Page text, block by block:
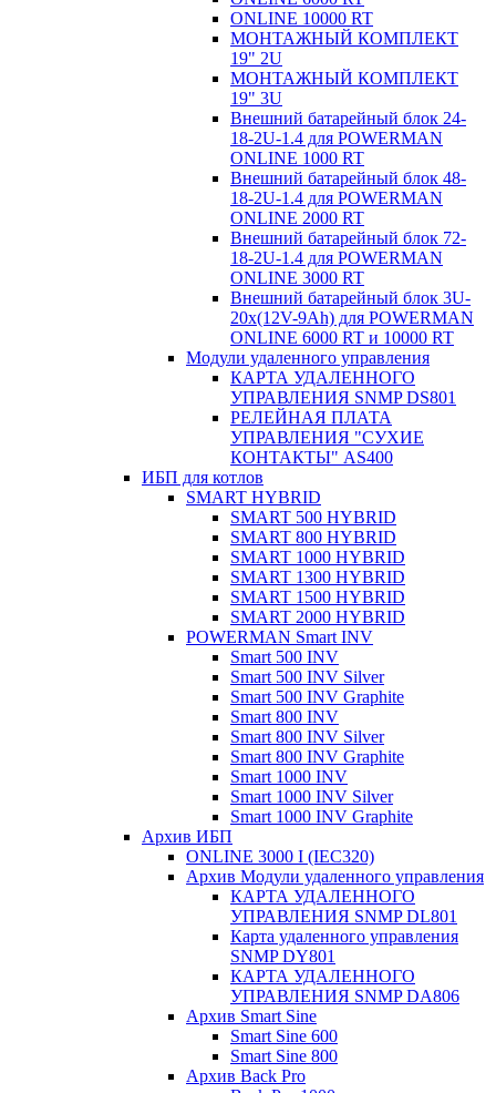
ONLINE 10000 RT
МОНТАЖНЫЙ КОМПЛЕКТ
19" 2U
МОНТАЖНЫЙ КОМПЛЕКТ
19" 3U
Внешний батарейный блок 24-
18-2U-1.4 для POWERMAN
ONLINE 1000 RT
Внешний батарейный блок 48-
18-2U-1.4 для POWERMAN
ONLINE 2000 RT
Внешний батарейный блок 72-
18-2U-1.4 для POWERMAN
ONLINE 3000 RT
Внешний батарейный блок 3U-
20x(12V-9Ah) для POWERMAN
ONLINE 6000 RT и 10000 RT
Модули удаленного управления
КАРТА УДАЛЕННОГО
УПРАВЛЕНИЯ SNMP DS801
РЕЛЕЙНАЯ ПЛАТА
УПРАВЛЕНИЯ "СУХИЕ
КОНТАКТЫ" AS400
ИБП для котлов
SMART HYBRID
SMART 500 HYBRID
SMART 800 HYBRID
SMART 1000 HYBRID
SMART 1300 HYBRID
SMART 1500 HYBRID
SMART 2000 HYBRID
POWERMAN Smart INV
Smart 500 INV
Smart 500 INV Silver
Smart 500 INV Graphite
Smart 800 INV
Smart 800 INV Silver
Smart 800 INV Graphite
Smart 1000 INV
Smart 1000 INV Silver
Smart 1000 INV Graphite
Архив ИБП
ONLINE 3000 I (IEC320)
Архив Модули удаленного управления
КАРТА УДАЛЕННОГО
УПРАВЛЕНИЯ SNMP DL801
Карта удаленного управления
SNMP DY801
КАРТА УДАЛЕННОГО
УПРАВЛЕНИЯ SNMP DА806
Архив Smart Sine
Smart Sine 600
Smart Sine 800
Архив Back Pro